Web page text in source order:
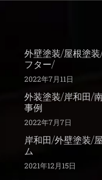
外壁塗装/屋根塗
フター/
2022年7月11日
外装塗装/岸和田/
事例
2022年7月7日
岸和田/外壁塗装/
ム
2021年12月15日